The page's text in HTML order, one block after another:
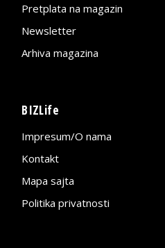
Pretplata na magazin
Newsletter
Arhiva magazina
BIZLife
Impresum/O nama
Kontakt
Mapa sajta
Politika privatnosti